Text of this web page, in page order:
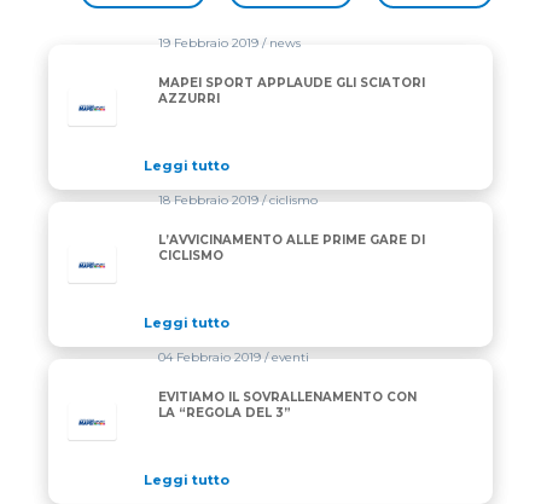
19 Febbraio 2019/ news
MAPEI SPORT APPLAUDE GLI SCIATORI
AZZURRI
Leggi tutto
18 Febbraio 2019/ ciclismo
L’AVVICINAMENTO ALLE PRIME GARE DI
CICLISMO
Leggi tutto
04 Febbraio 2019/ eventi
EVITIAMO IL SOVRALLENAMENTO CON
LA “REGOLA DEL 3”
Leggi tutto